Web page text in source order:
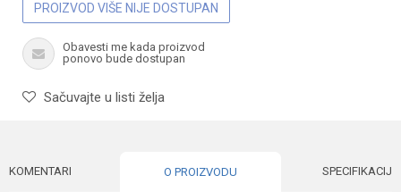
PROIZVOD VIŠE NIJE DOSTUPAN
Obavesti me kada proizvod
ponovo bude dostupan
Sačuvajte u listi želja
KOMENTARI O PROIZVODU SPECIFIKACIJA